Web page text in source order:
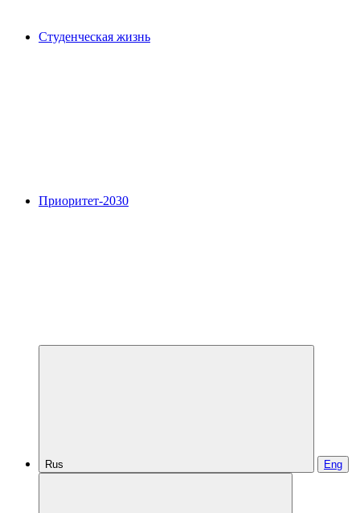
Студенческая жизнь
Приоритет-2030
Rus Eng